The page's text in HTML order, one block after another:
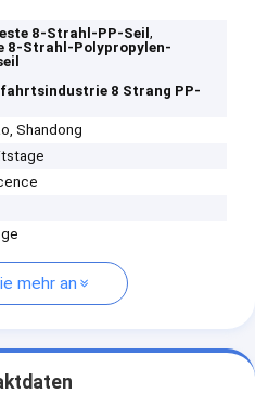
8-Strahl-PP-Seil,
8-Strahl-Polypropylen-
8 Strang PP-
Shandong
mehr an